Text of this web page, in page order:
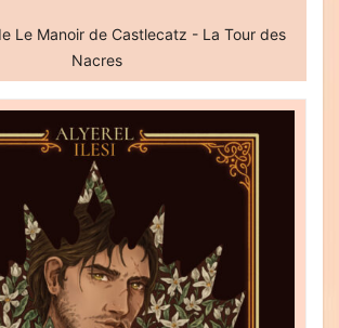
Le Manoir de Castlecatz - La Tour des
Nacres